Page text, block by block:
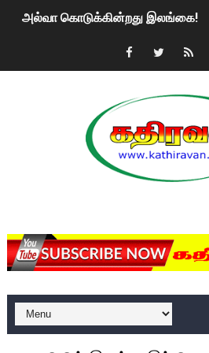
அல்வா கொடுக்கின்றது இலங்கை!
2ஆம் நாள் உக்ரைன் யுத்தம்!!
மகிந்த ராஜபக்சே பதவி விலக
ரவுடி பேபிக்கு நடந்த தரமான
குண்டை தூக்கிப்போட்ட ஆய்வு….
யாழில் தமிழின தலைவர்
ஏர்போர்ட்டில் உதைத்த நபர் யார்,
சீனா இலங்கையிடம் 8 மில்லியன்